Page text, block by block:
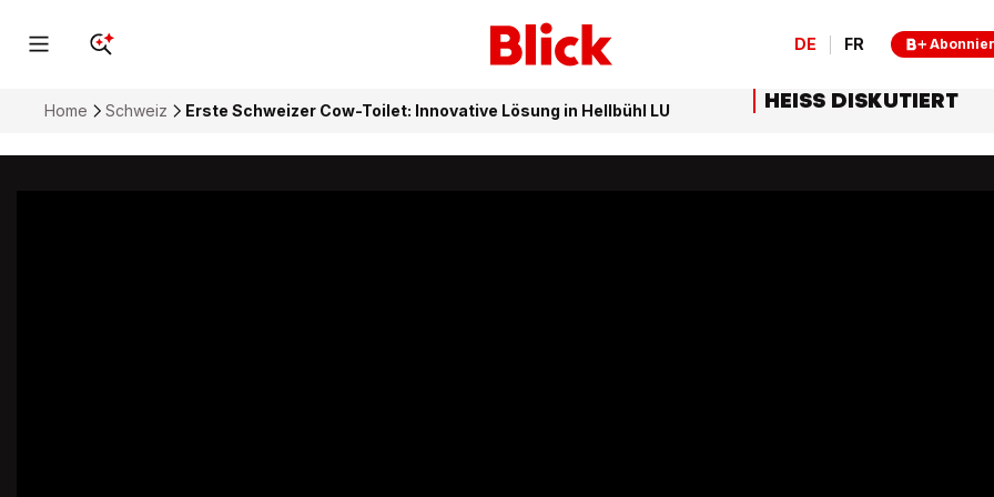
DE FR
Home Schweiz Erste Schweizer Cow-Toilet: Innovative Lösung in Hellbühl LU HEISS DISKUTIERT